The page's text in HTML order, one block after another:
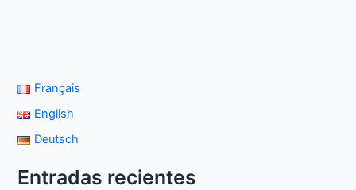
Français
English
Deutsch
Entradas recientes